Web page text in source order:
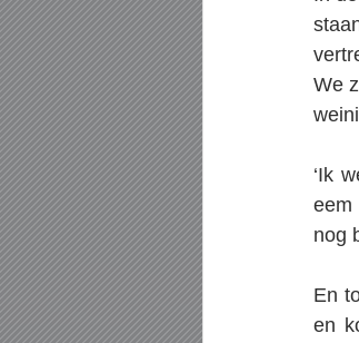
We
‘Ik
eem
nog
En
en